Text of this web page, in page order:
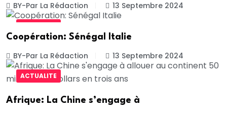
BY-Par La Rédaction 13 Septembre 2024
Coopération: Sénégal Italie
BY-Par La Rédaction 13 Septembre 2024
ACTUALITE
Afrique: La Chine s’engage à